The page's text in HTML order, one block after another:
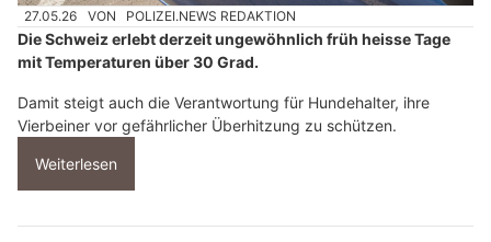
27.05.26 VON POLIZEI.NEWS REDAKTION
Die Schweiz erlebt derzeit ungewöhnlich früh heisse Tage
mit Temperaturen über 30 Grad.
Damit steigt auch die Verantwortung für Hundehalter, ihre
Vierbeiner vor gefährlicher Überhitzung zu schützen.
Weiterlesen